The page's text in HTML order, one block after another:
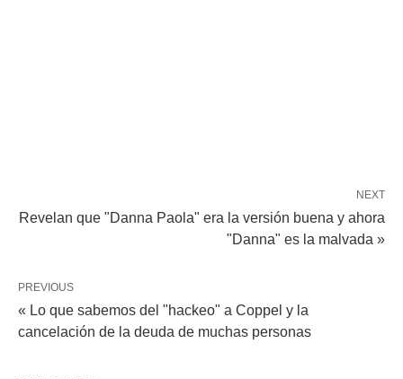
NEXT
Revelan que "Danna Paola" era la versión buena y ahora
"Danna" es la malvada »
PREVIOUS
« Lo que sabemos del "hackeo" a Coppel y la
cancelación de la deuda de muchas personas